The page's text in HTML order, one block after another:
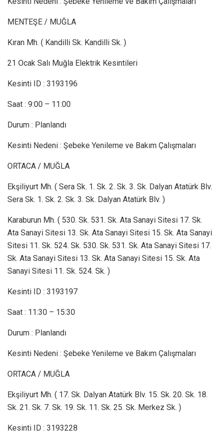
MENTEŞE / MUĞLA
Kıran Mh. ( Kandilli Sk. Kandilli Sk. )
21 Ocak Salı Muğla Elektrik Kesintileri
Kesinti ID : 3193196
Saat : 9:00 – 11:00
Durum : Planlandı
Kesinti Nedeni : Şebeke Yenileme ve Bakım Çalışmaları
ORTACA / MUĞLA
Ekşiliyurt Mh. ( Sera Sk. 1. Sk. 2. Sk. 3. Sk. Dalyan Atatürk Blv.
Sera Sk. 1. Sk. 2. Sk. 3. Sk. Dalyan Atatürk Blv. )
Karaburun Mh. ( 530. Sk. 531. Sk. Ata Sanayi Sitesi 17. Sk.
Ata Sanayi Sitesi 13. Sk. Ata Sanayi Sitesi 15. Sk. Ata Sanayi
Sitesi 11. Sk. 524. Sk. 530. Sk. 531. Sk. Ata Sanayi Sitesi 17.
Sk. Ata Sanayi Sitesi 13. Sk. Ata Sanayi Sitesi 15. Sk. Ata
Sanayi Sitesi 11. Sk. 524. Sk. )
Kesinti ID : 3193197
Saat : 11:30 – 15:30
Durum : Planlandı
Kesinti Nedeni : Şebeke Yenileme ve Bakım Çalışmaları
ORTACA / MUĞLA
Ekşiliyurt Mh. ( 17. Sk. Dalyan Atatürk Blv. 15. Sk. 20. Sk. 18.
Sk. 21. Sk. 7. Sk. 19. Sk. 11. Sk. 25. Sk. Merkez Sk. )
Kesinti ID : 3193228